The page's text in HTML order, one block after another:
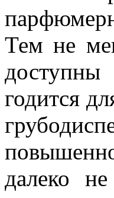
Тем не
годится
далеко